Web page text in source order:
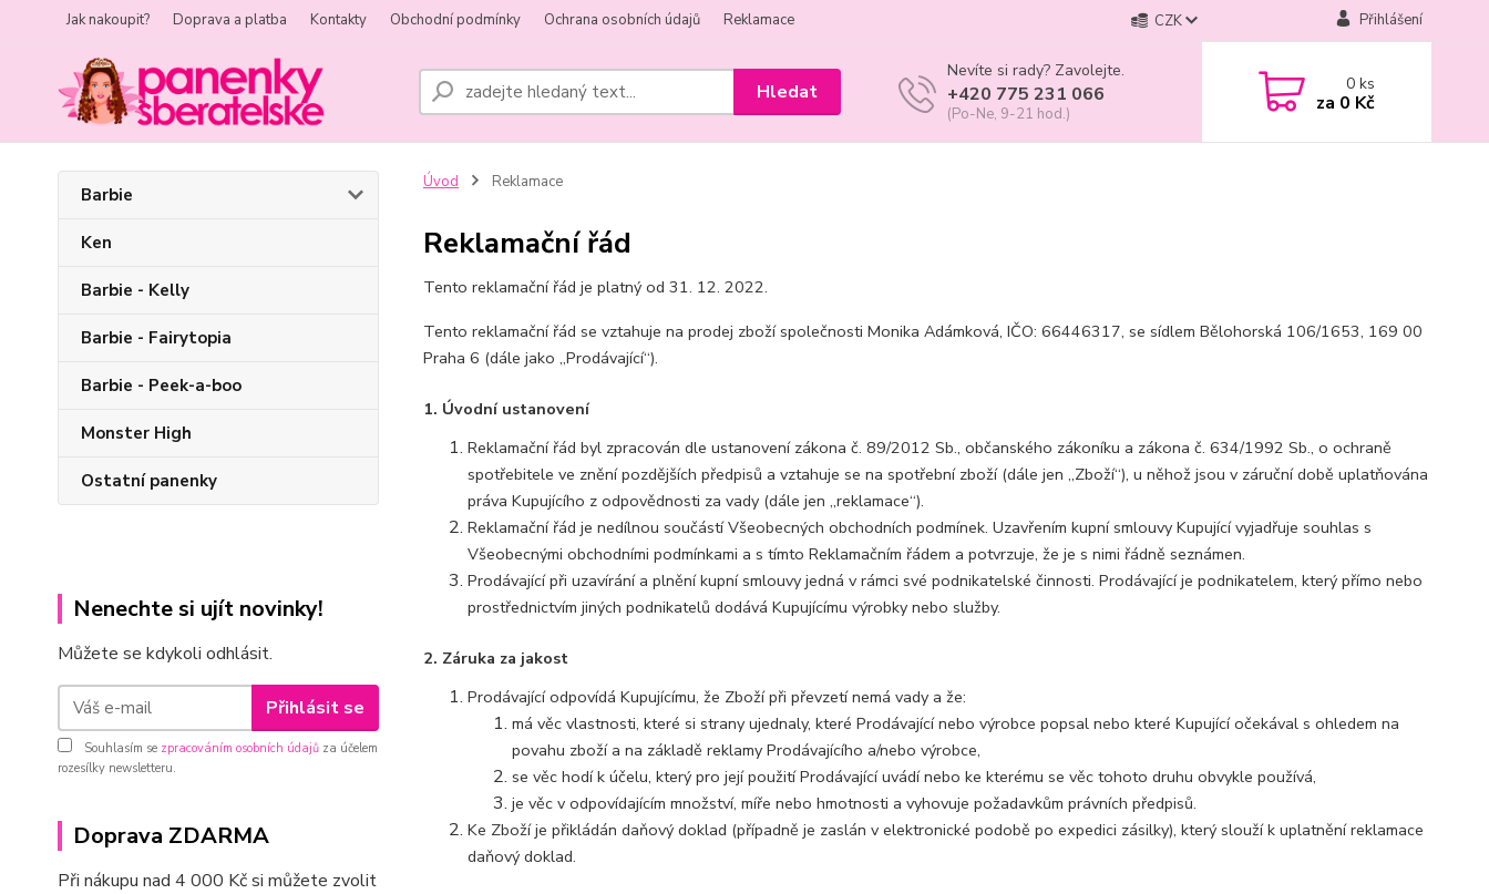
Jak nakoupit? Doprava a platba Kontakty Obchodní podmínky Ochrana osobních údajů Reklamace CZK Přihlášení
Hledat
Nevíte si rady? Zavolejte.
+420 775 231 066
(Po-Ne, 9-21 hod.)
0ks
za 0 Kč
Barbie
Ken
Barbie - Kelly
Barbie - Fairytopia
Barbie - Peek-a-boo
Monster High
Ostatní panenky
Nenechte si ujít novinky!
Můžete se kdykoli odhlásit.
Přihlásit se
Souhlasím se zpracováním osobních údajů za účelem
rozesílky newsletteru.
Doprava ZDARMA
Při nákupu nad 4 000 Kč si můžete zvolit
Úvod Reklamace
Reklamační řád
Tento reklamační řád je platný od 31. 12. 2022.
Tento reklamační řád se vztahuje na prodej zboží společnosti Monika Adámková, IČO: 66446317, se sídlem Bělohorská 106/1653, 169 00
Praha 6 (dále jako „Prodávající“).
1. Úvodní ustanovení
Reklamační řád byl zpracován dle ustanovení zákona č. 89/2012 Sb., občanského zákoníku a zákona č. 634/1992 Sb., o ochraně
spotřebitele ve znění pozdějších předpisů a vztahuje se na spotřební zboží (dále jen „Zboží“), u něhož jsou v záruční době uplatňována
práva Kupujícího z odpovědnosti za vady (dále jen „reklamace“).
Reklamační řád je nedílnou součástí Všeobecných obchodních podmínek. Uzavřením kupní smlouvy Kupující vyjadřuje souhlas s
Všeobecnými obchodními podmínkami a s tímto Reklamačním řádem a potvrzuje, že je s nimi řádně seznámen.
Prodávající při uzavírání a plnění kupní smlouvy jedná v rámci své podnikatelské činnosti. Prodávající je podnikatelem, který přímo nebo
prostřednictvím jiných podnikatelů dodává Kupujícímu výrobky nebo služby.
2. Záruka za jakost
Prodávající odpovídá Kupujícímu, že Zboží při převzetí nemá vady a že:
má věc vlastnosti, které si strany ujednaly, které Prodávající nebo výrobce popsal nebo které Kupující očekával s ohledem na
povahu zboží a na základě reklamy Prodávajícího a/nebo výrobce,
se věc hodí k účelu, který pro její použití Prodávající uvádí nebo ke kterému se věc tohoto druhu obvykle používá,
je věc v odpovídajícím množství, míře nebo hmotnosti a vyhovuje požadavkům právních předpisů.
Ke Zboží je přikládán daňový doklad (případně je zaslán v elektronické podobě po expedici zásilky), který slouží k uplatnění reklamace
daňový doklad.